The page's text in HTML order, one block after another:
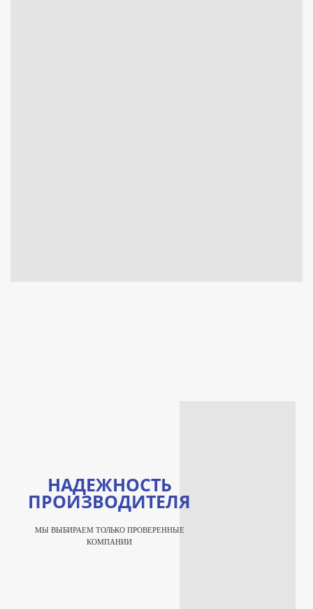
НАДЕЖНОСТЬ
ПРОИЗВОДИТЕЛЯ
МЫ ВЫБИРАЕМ ТОЛЬКО ПРОВЕРЕННЫЕ
КОМПАНИИ